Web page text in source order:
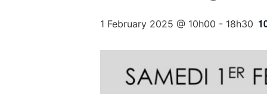
1 February 2025 @ 10h00 - 18h30